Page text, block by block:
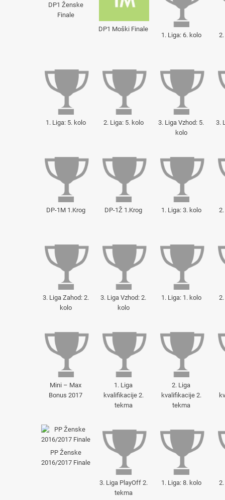
DP1 Ženske
Finale
DP1 Moški Finale
1. Liga: 6. kolo
1. Liga: 5. kolo 2. Liga: 5. kolo
3. Liga Vzhod: 5.
kolo
3.
DP-1M 1.Krog DP-1Ž 1.Krog 1. Liga: 3. kolo
3. Liga Zahod: 2.
kolo
3. Liga Vzhod: 2.
kolo
1. Liga: 1. kolo
Mini – Max
Bonus 2017
1. Liga
kvalifikacije 2.
tekma
2. Liga
kvalifikacije 2.
tekma
PP Ženske
2016/2017 Finale
3. Liga PlayOff 2.
tekma
1. Liga: 8. kolo